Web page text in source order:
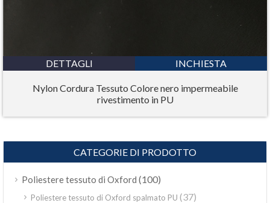
DETTAGLI INCHIESTA
Nylon Cordura Tessuto Colore nero impermeabile
rivestimento in PU
CATEGORIE DI PRODOTTO
Poliestere tessuto di Oxford (100)
Poliestere tessuto di Oxford spalmato PU (37)